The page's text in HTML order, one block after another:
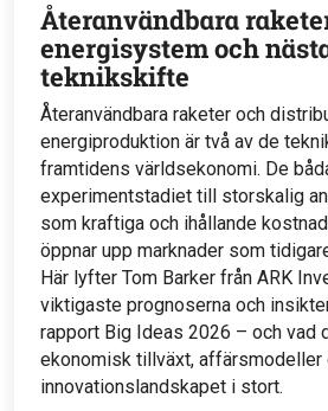
Återanvändbara
energisystem och
teknikskifte
Återanvändbara raketer och
energiproduktion är två av de
framtidens världsekonomi. De
experimentstadiet till storskalig
som kraftiga och ihållande
öppnar upp marknader som
Här lyfter Tom Barker från ARK
viktigaste prognoserna och
rapport Big Ideas 2026 – och vad
ekonomisk tillväxt, affärsmodeller
innovationslandskapet i stort.